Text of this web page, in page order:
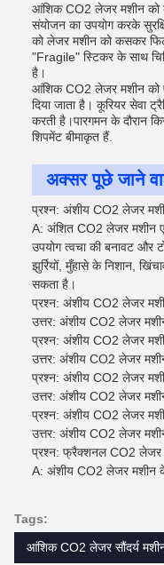
आंशिक CO2 लेजर मशीन को
संयोजन का उपयोग करके
को लेजर मशीन को कसकर
"Fragile" स्टिकर के साथ
है।
आंशिक CO2 लेजर मशीन को
दिया जाता है। कूरियर सेवा
करती है।पारगमन के दौरान
शिपमेंट बीमाकृत हैं.
अक्सर पूछे जाने
प्रश्न: अंशीय CO2 लेजर
A: अंशित CO2 लेजर मशीन
उपयोग त्वचा की बनावट और
झुर्रियों, मुँहासे के निशान,
सकता है।
प्रश्न: अंशीय CO2 लेजर
उत्तर: अंशीय CO2 लेजर
प्रश्न: अंशीय CO2 लेजर
उत्तर: अंशीय CO2 लेजर
प्रश्न: अंशीय CO2 लेजर
उत्तर: अंशीय CO2 लेजर मशीन
प्रश्न: अंशीय CO2 लेजर
उत्तर: अंशीय CO2 लेजर
प्रश्न: फ्रैक्शनल CO2 लेजर
A: अंशीय CO2 लेजर मशीन
Tags:
आंशिक CO2 लेजर सौंदर्य